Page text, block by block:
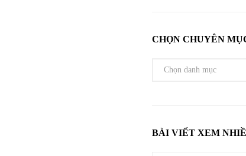
CHỌN CHUYÊN
BÀI VIẾT XEM